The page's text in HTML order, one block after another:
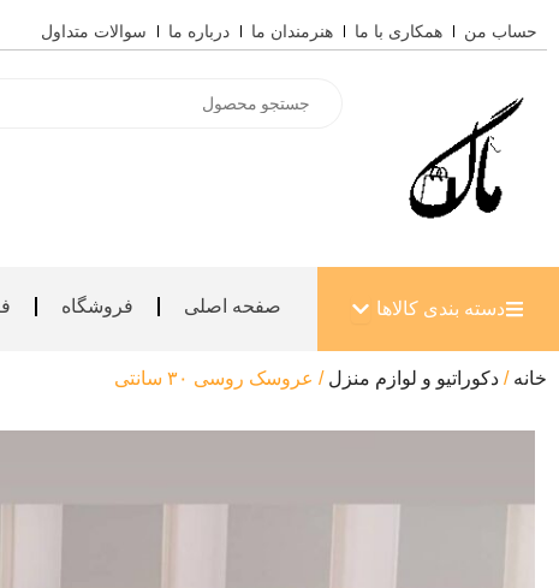
به
حساب من همکاری با ما هنرمندان ما درباره ما سوالات متداول
search
دسته بندی کالاها باز کردن دسته بندی کالاها
صفحه اصلی فروشگاه
خانه / دکوراتیو و لوازم منزل / عروسک روسی ۳۰ سانتی